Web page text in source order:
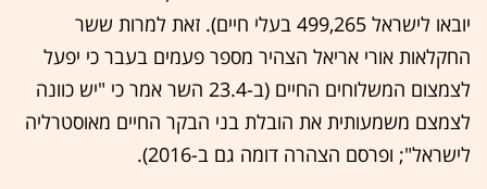
יובאו לישראל 499,265 בעלי חיים). זאת למרות ששר
החקלאות אורי אריאל הצהיר מספר פעמים בעבר כי יפעל
לצמצום המשלוחים החיים (ב-23.4 השר אמר כי "יש כוונה
לצמצם משמעותית את הובלת בני הבקר החיים מאוסטרליה
לישראל"; ופרסם הצהרה דומה גם ב-2016).